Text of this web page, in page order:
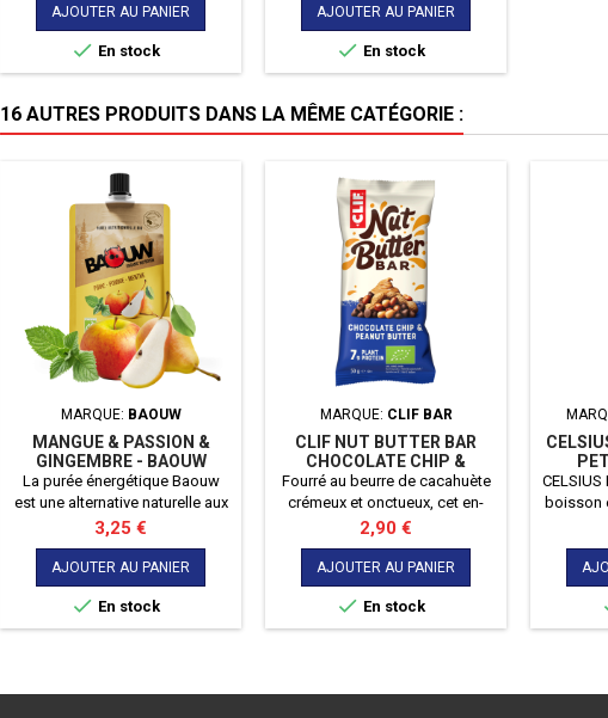
énergétique fournit les
éléments nutritifs nécessaires à
une activité prolongée, que ce
soit pendant votre activité
protéinée
AJOUTER AU PANIER
 En stock
à base de plantes sans huile de
palme et sans OGM.
AJOUTER AU PANIER
 En stock
16 AUTRES PRODUITS DANS LA MÊME CATÉGORIE :
MARQUE: BAOUW
MANGUE & PASSION &
GINGEMBRE - BAOUW
PUREE ENERGY
La purée énergétique Baouw
est une alternative naturelle aux
produits ultra transformés.
Une purée bio poire pomme
menthe, avec une pointe d'huile
d'olive vierge extra idéale pour
un confort digestif parfait.
Des ingrédients naturels, bio et
pour contrôler ta glycémie et
Prix
3,25 €
AJOUTER AU PANIER
 En stock
MARQUE: CLIF BAR
CLIF NUT BUTTER BAR
CHOCOLATE CHIP &
PEANUT BUTTER
Fourré au beurre de cacahuète
crémeux et onctueux, cet en-
cas a un goût irrésistible qui
vous fera perdre la tête.
Confectionné avec un mélange
équilibré d’ingrédients
savoureux, dont 7 g de
protéines. Certifiée biologique
Prix
2,90 €
AJOUTER AU PANIER
 En stock
boisson
pour
avec